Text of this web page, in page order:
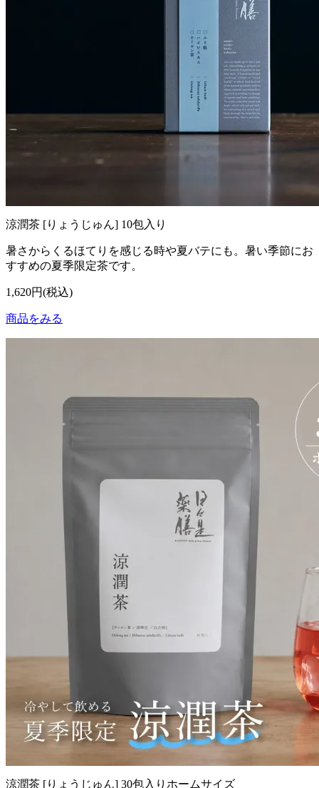
涼潤茶 [りょうじゅん] 10包入り
暑さからくるほてりを感じる時や夏バテにも。暑い季節にお
すすめの夏季限定茶です。
1,620円(税込)
商品をみる
涼潤茶 [りょうじゅん] 30包入りホームサイズ